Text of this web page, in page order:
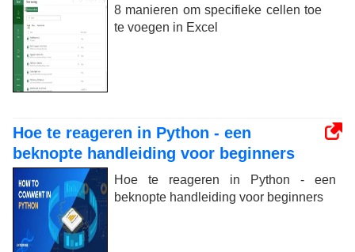
8 manieren om specifieke cellen toe
te voegen in Excel
Hoe te reageren in Python - een
beknopte handleiding voor beginners
Hoe te reageren in Python - een
beknopte handleiding voor beginners